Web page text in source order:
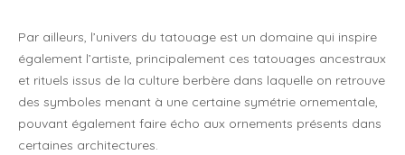
Par ailleurs, l’univers du tatouage est un domaine qui inspire
également l’artiste, principalement ces tatouages ancestraux
et rituels issus de la culture berbère dans laquelle on retrouve
des symboles menant à une certaine symétrie ornementale,
pouvant également faire écho aux ornements présents dans
certaines architectures.